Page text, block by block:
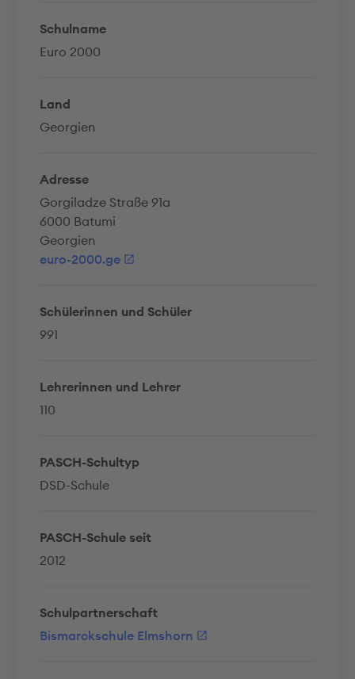
Schulname
Euro 2000
Land
Georgien
Adresse
Gorgiladze Straße 91a
6000 Batumi
Georgien
euro-2000.ge
Schülerinnen und Schüler
991
Lehrerinnen und Lehrer
110
PASCH-Schultyp
DSD-Schule
PASCH-Schule seit
2012
Schulpartnerschaft
Bismarckschule Elmshorn